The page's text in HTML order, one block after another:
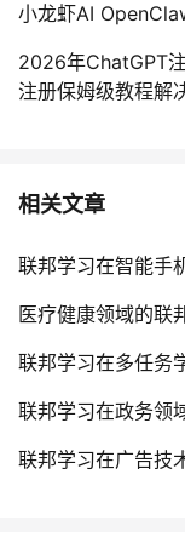
小龙虾AI
2026年ChatGPT
注册保姆级教程解
相关文章
联邦学习在智能手
医疗健康领域的联
联邦学习在多任务
联邦学习在政务领
联邦学习在广告技